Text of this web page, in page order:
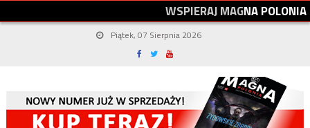
WSPIERAJMAGNAPOLONIA
Piątek, 07 Sierpnia 2026